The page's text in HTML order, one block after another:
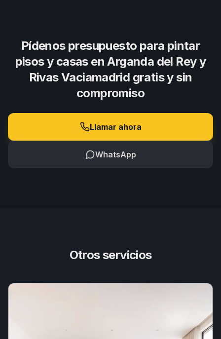
Pídenos presupuesto para pintar
pisos y casasen Arganda del Rey y
Rivas Vaciamadrid gratis y sin
compromiso
Llamar ahora
WhatsApp
Otros servicios